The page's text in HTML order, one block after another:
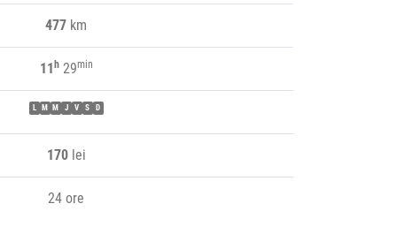
477 km
11h29min
M M J V S D
170lei
24 ore